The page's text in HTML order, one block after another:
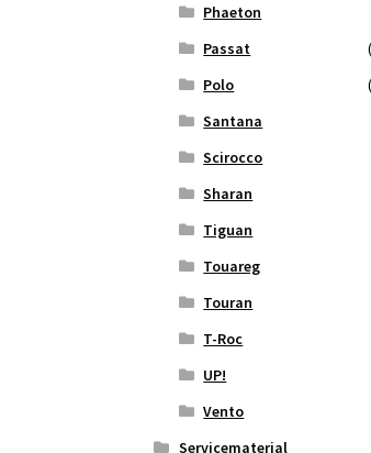
Phaeton
Passat
Polo
Santana
Scirocco
Sharan
Tiguan
Touareg
Touran
T-Roc
UP!
Vento
Servicematerial